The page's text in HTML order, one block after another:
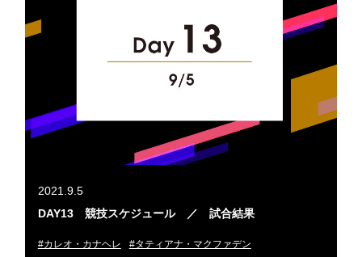
2021.9.5
DAY13 競技スケジュール ／ 試合結果
#カレオ・カナヘレ
#タティアナ・マクファデン